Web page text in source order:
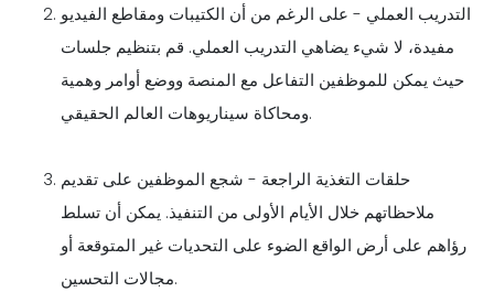
التدريب العملي - على الرغم من أن الكتيبات ومقاطع الفيديو
مفيدة، لا شيء يضاهي التدريب العملي. قم بتنظيم جلسات
حيث يمكن للموظفين التفاعل مع المنصة ووضع أوامر وهمية
ومحاكاة سيناريوهات العالم الحقيقي.
حلقات التغذية الراجعة - شجع الموظفين على تقديم
ملاحظاتهم خلال الأيام الأولى من التنفيذ. يمكن أن تسلط
رؤاهم على أرض الواقع الضوء على التحديات غير المتوقعة أو
مجالات التحسين.